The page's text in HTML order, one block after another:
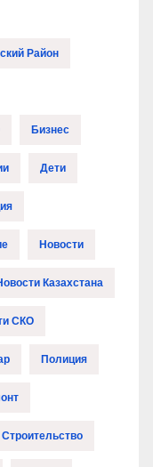
Район
Бизнес
Дети
Новости
Казахстана
СКО
Полиция
Строительство